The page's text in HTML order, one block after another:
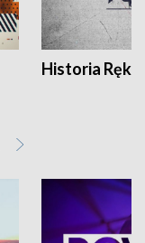
Historia Ręką